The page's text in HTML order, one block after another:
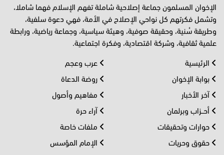
الإخوان المسلمون جماعة إصلاحية شاملة تفهم الإسلام فهما شاملا،
وتشمل فكرتهم كل نواحي الإصلاح في الأمة، فهي دعوة سلفية،
وطريقة سُنية، وحقيقة صوفية، وهيئة سياسية، وجماعة رياضية، ورابطة
علمية ثقافية، وشركة اقتصادية، وفكرة اجتماعية.
الرئيسية
بوابة الإخوان
آخر الأخبار
أحــزاب وبرلمان
حوارات وتحقيقات
حقوق وحريات
عرب وعجم
روضة الدعاة
مفاهيم وأصول
آراء حرة
ملفات خاصة
الإمام المؤسس